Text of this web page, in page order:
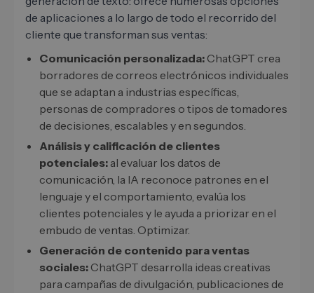
de aplicaciones a lo largo de todo el recorrido del
cliente que transforman sus ventas:
Comunicación personalizada: ChatGPT crea
borradores de correos electrónicos individuales
que se adaptan a industrias específicas,
personas de compradores o tipos de tomadores
de decisiones, escalables y en segundos.
Análisis y calificación de clientes
potenciales: al evaluar los datos de
comunicación, la IA reconoce patrones en el
lenguaje y el comportamiento, evalúa los
clientes potenciales y le ayuda a priorizar en el
embudo de ventas. Optimizar.
Generación de contenido para ventas
sociales: ChatGPT desarrolla ideas creativas
para campañas de divulgación, publicaciones de